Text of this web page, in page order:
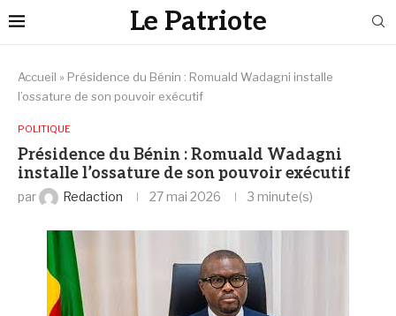
Le Patriote
Accueil » Présidence du Bénin : Romuald Wadagni installe
l’ossature de son pouvoir exécutif
POLITIQUE
Présidence du Bénin : Romuald Wadagni
installe l’ossature de son pouvoir exécutif
par Redaction 27 mai 2026 3 minute(s)